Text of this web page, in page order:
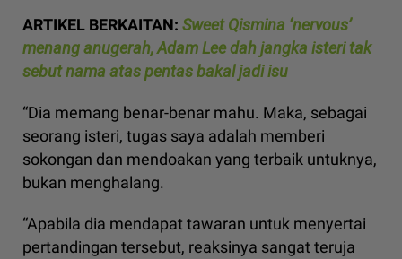
ARTIKEL BERKAITAN: Sweet Qismina ‘nervous’
menang anugerah, Adam Lee dah jangka isteri tak
sebut nama atas pentas bakal jadi isu
“Dia memang benar-benar mahu. Maka, sebagai
seorang isteri, tugas saya adalah memberi
sokongan dan mendoakan yang terbaik untuknya,
bukan menghalang.
“Apabila dia mendapat tawaran untuk menyertai
pertandingan tersebut, reaksinya sangat teruja